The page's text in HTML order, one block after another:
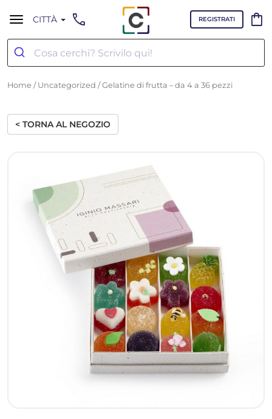
CITTÀ call REGISTRATI shopping_bag
Home / Uncategorized / Gelatine di frutta – da 4 a 36 pezzi
< TORNA AL NEGOZIO